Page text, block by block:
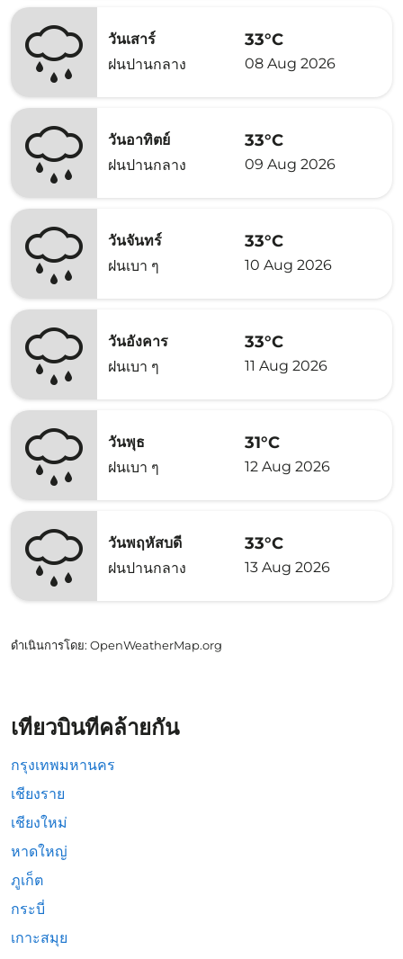
วันเสาร์
ฝนปานกลาง
33°C
08 Aug 2026
วันอาทิตย์
ฝนปานกลาง
33°C
09 Aug 2026
วันจันทร์
ฝนเบา ๆ
33°C
10 Aug 2026
วันอังคาร
ฝนเบา ๆ
33°C
11 Aug 2026
วันพุธ
ฝนเบา ๆ
31°C
12 Aug 2026
วันพฤหัสบดี
ฝนปานกลาง
33°C
13 Aug 2026
ดำเนินการโดย: OpenWeatherMap.org
เที่ยวบินที่คล้ายกัน
กรุงเทพมหานคร
เชียงราย
เชียงใหม่
หาดใหญ่
ภูเก็ต
กระบี่
เกาะสมุย